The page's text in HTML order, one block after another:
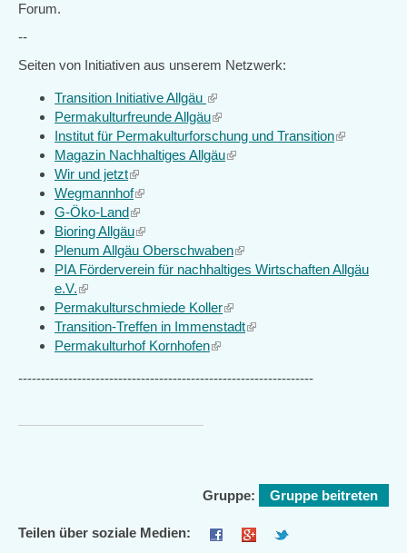
Forum.
--
Seiten von Initiativen aus unserem Netzwerk:
Transition Initiative Allgäu (link
is
external)
Permakulturfreunde Allgäu(link
is
external)
Institut für Permakulturforschung und Transition(link
Magazin Nachhaltiges Allgäu(link
Wir und jetzt(link
is
external)
Wegmannhof(link
is
external)
G-Öko-Land(link
is
external)
Bioring Allgäu(link
is
external)
Plenum Allgäu Oberschwaben(link
is
PIA Förderverein für nachhaltiges Wirtschaften Allgäu
e.V.(link
is
external)
Permakulturschmiede Koller(link
is
Transition-Treffen in Immenstadt(link
Permakulturhof Kornhofen(link
external)
-----------------------------------------------------------------
Gruppe: Gruppe beitreten
Teilen über soziale Medien: